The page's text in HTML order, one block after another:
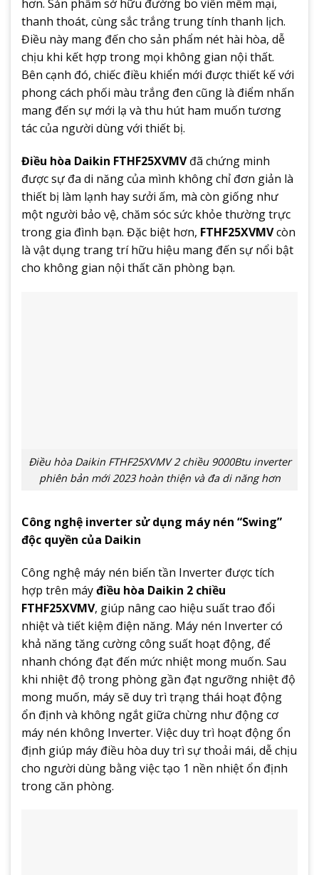
hơn. Sản phẩm sở hữu đường bo viền mềm mại,
thanh thoát, cùng sắc trắng trung tính thanh lịch.
Điều này mang đến cho sản phẩm nét hài hòa, dễ
chịu khi kết hợp trong mọi không gian nội thất.
Bên cạnh đó, chiếc điều khiển mới được thiết kế với
phong cách phối màu trắng đen cũng là điểm nhấn
mang đến sự mới lạ và thu hút ham muốn tương
tác của người dùng với thiết bị.
Điều hòa Daikin FTHF25XVMVđã chứng minh
được sự đa di năng của mình không chỉ đơn giản là
thiết bị làm lạnh hay sưởi ấm, mà còn giống như
một người bảo vệ, chăm sóc sức khỏe thường trực
trong gia đình bạn. Đặc biệt hơn, FTHF25XVMVcòn
là vật dụng trang trí hữu hiệu mang đến sự nổi bật
cho không gian nội thất căn phòng bạn.
Điều hòa Daikin FTHF25XVMV 2 chiều 9000Btu inverter
phiên bản mới 2023 hoàn thiện và đa di năng hơn
Công nghệ inverter sử dụng máy nén “Swing”
độc quyền của Daikin
Công nghệ máy nén biến tần Inverter được tích
hợp trên máyđiều hòa Daikin 2 chiều
FTHF25XVMV, giúp nâng cao hiệu suất trao đổi
nhiệt và tiết kiệm điện năng. Máy nén Inverter có
khả năng tăng cường công suất hoạt động, để
nhanh chóng đạt đến mức nhiệt mong muốn. Sau
khi nhiệt độ trong phòng gần đạt ngưỡng nhiệt độ
mong muốn, máy sẽ duy trì trạng thái hoạt động
ổn định và không ngắt giữa chừng như động cơ
máy nén không Inverter. Việc duy trì hoạt động ổn
định giúp máy điều hòa duy trì sự thoải mái, dễ chịu
cho người dùng bằng việc tạo 1 nền nhiệt ổn định
trong căn phòng.